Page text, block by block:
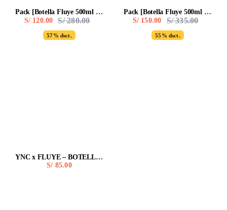
Pack [Botella Fluye 500ml + Calendario de Pared]
S/280.00Original
S/120.00
Current
57% dsct.
Pack [Botella Fluye 500ml + Calendario de Pared+ totebag +lanyard]
S/335.00Original
S/ 150.00
Current
55% dsct.
YNC x FLUYE – BOTELLA 500ML
S/ 85.00